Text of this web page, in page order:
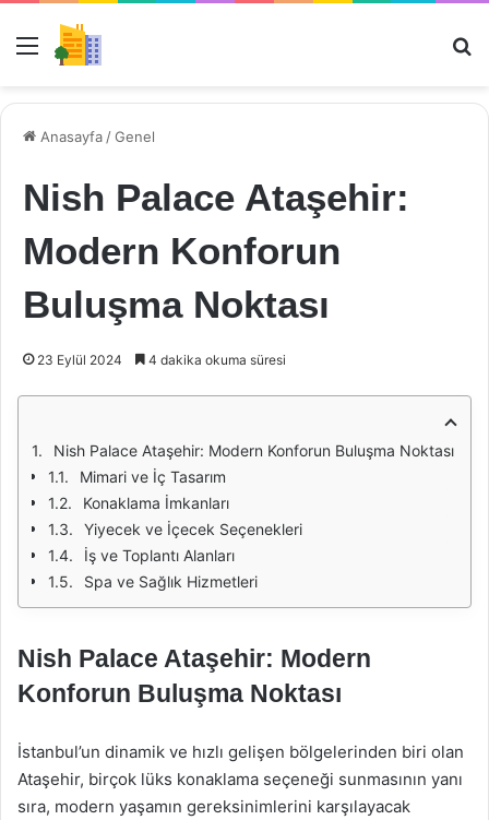
Menü
Anasayfa /Genel
Nish Palace Ataşehir:
Modern Konforun
Buluşma Noktası
23 Eylül 2024 4 dakika okuma süresi
Nish Palace Ataşehir: Modern Konforun Buluşma Noktası
Mimari ve İç Tasarım
Konaklama İmkanları
Yiyecek ve İçecek Seçenekleri
İş ve Toplantı Alanları
Spa ve Sağlık Hizmetleri
Nish Palace Ataşehir: Modern
Konforun Buluşma Noktası
İstanbul’un dinamik ve hızlı gelişen bölgelerinden biri olan
Ataşehir, birçok lüks konaklama seçeneği sunmasının yanı
sıra, modern yaşamın gereksinimlerini karşılayacak